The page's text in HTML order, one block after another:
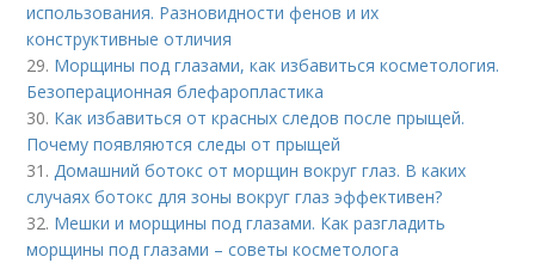
использования. Разновидности фенов и их
конструктивные отличия
29. Морщины под глазами, как избавиться косметология.
Безоперационная блефаропластика
30. Как избавиться от красных следов после прыщей.
Почему появляются следы от прыщей
31.Домашний ботокс от морщин вокруг глаз. В каких
случаях ботокс для зоны вокруг глаз эффективен?
32. Мешки и морщины под глазами. Как разгладить
морщины под глазами – советы косметолога